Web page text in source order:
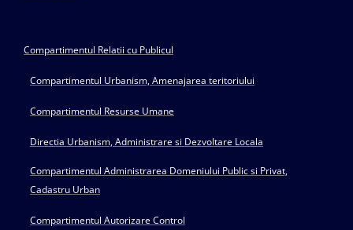
Compartimentul Relatii cu Publicul
Compartimentul Urbanism, Amenajarea teritoriului
Compartimentul Resurse Umane
Directia Urbanism, Administrare si Dezvoltare Locala
Compartimentul Administrarea Domeniului Public si Privat,
Cadastru Urban
Compartimentul Autorizare Control